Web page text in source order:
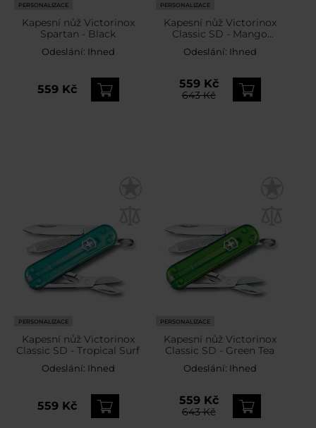
PERSONALIZACE
Kapesní nůž Victorinox
Spartan - Black
Odeslání: Ihned
559 Kč
PERSONALIZACE
Kapesní nůž Victorinox
Classic SD - Mango
Tango
Odeslání: Ihned
559 Kč
643 Kč
PERSONALIZACE
Kapesní nůž Victorinox
Classic SD - Tropical Surf
Odeslání: Ihned
559 Kč
PERSONALIZACE
Kapesní nůž Victorinox
Classic SD - Green Tea
Odeslání: Ihned
559 Kč
643 Kč